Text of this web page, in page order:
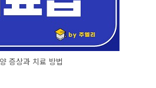
증상과 치료 방법